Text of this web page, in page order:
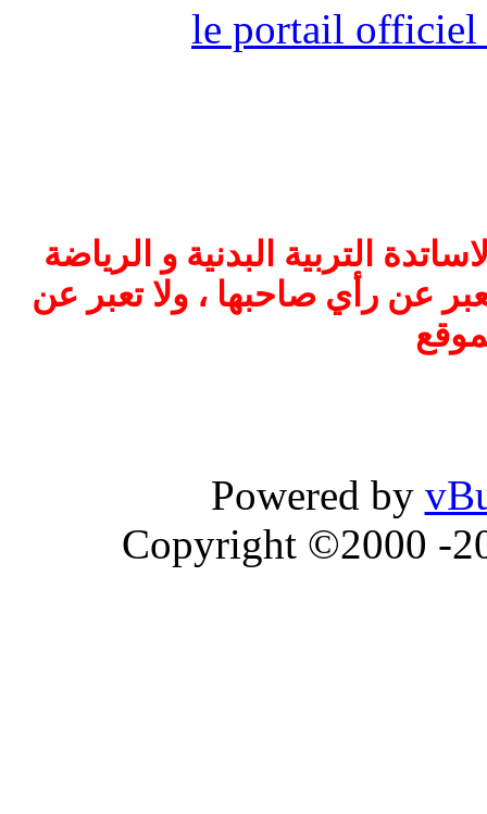
le portail officiel
التربية البدنية و الرياضة
عن رأي صاحبها ، ولا تعبر عن
Powered by
Copyright ©2000 -